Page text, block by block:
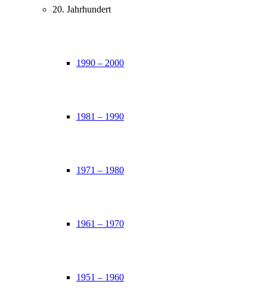
20. Jahrhundert
1990 – 2000
1981 – 1990
1971 – 1980
1961 – 1970
1951 – 1960